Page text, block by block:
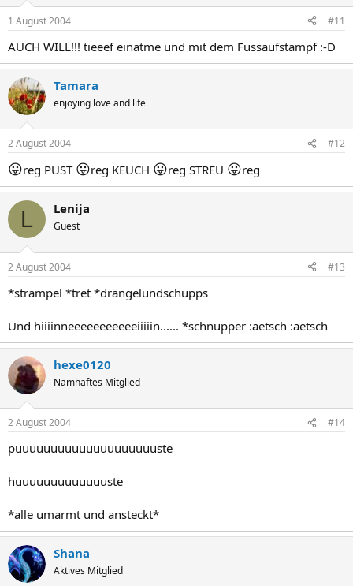
1 August 2004 #11
AUCH WILL!!! tieeef einatme und mit dem Fussaufstampf :-D
Tamara
enjoying love and life
2 August 2004 #12
😛reg PUST 😛reg KEUCH 😛reg STREU 😛reg
L Lenija
Guest
2 August 2004 #13
*strampel *tret *drängelundschupps
Und hiiiinneeeeeeeeeeeiiiiin...... *schnupper :aetsch :aetsch
hexe0120
Namhaftes Mitglied
2 August 2004 #14
puuuuuuuuuuuuuuuuuuuuste
huuuuuuuuuuuuuste
*alle umarmt und ansteckt*
Shana
Aktives Mitglied